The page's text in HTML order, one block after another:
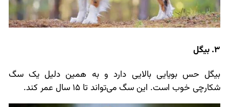
3. بیگل
بیگل حس بویایی بالایی دارد و به همین دلیل یک سگ
شکارچی خوب است. این سگ می‌تواند تا 15 سال عمر کند.